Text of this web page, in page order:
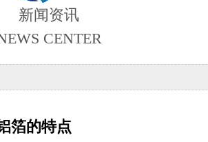
新闻资讯
CENTER
箔的特点